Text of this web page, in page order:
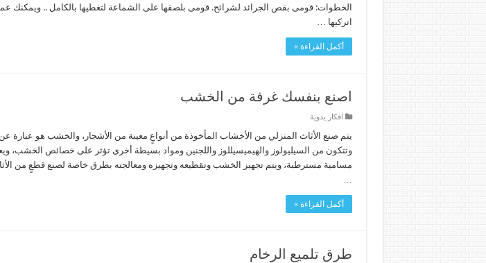
الخطوات: قومى بقص الجرائد لشرائح. قومى بلصقها على الشماعة لتغطيها بالكامل .. ويمكنك
اتركيها …
أكمل القراءة »
اصنع بنفسك غرفة من الخشب
افكار يدوية
يتم صنع الأثاث المنزلي من الأخشاب المأخوذة من أنواعٍ معينة من الأشجار، والخشب هو عبارة عن
وتتكون من السيليولوز والهيميسيللوز واللجنين ومواد بسيطة أخرى تؤثر على خصائص الخشب،
مسامية مسترطبة، ويتم تجهيز الخشب وتقطيعه وتجهيزه ومعالجته بطرق خاصة لصنع قطعٍ من
…
أكمل القراءة »
طرق تلميع الرخام